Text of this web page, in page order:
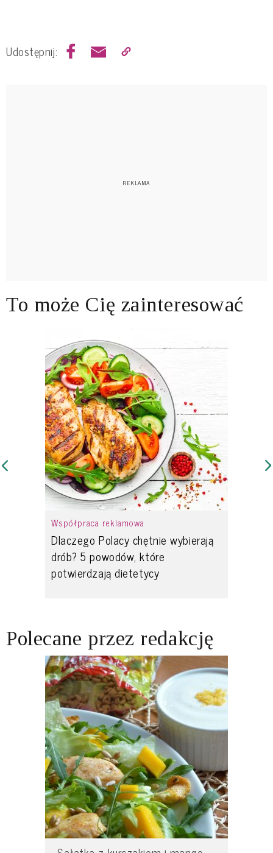
Udostępnij:
To może Cię zainteresować
Współpraca reklamowa
Dlaczego Polacy chętnie wybierają
drób? 5 powodów, które
potwierdzają dietetycy
Polecane przez redakcję